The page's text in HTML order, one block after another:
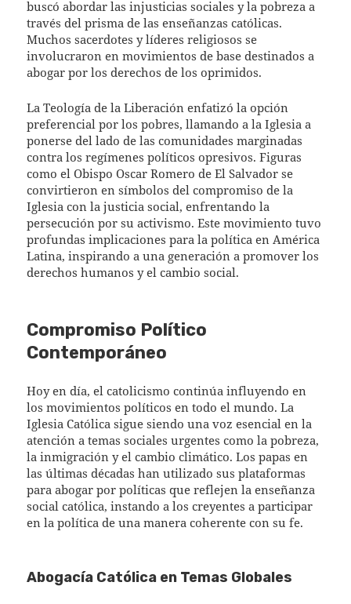
buscó abordar las injusticias sociales y la pobreza a
través del prisma de las enseñanzas católicas.
Muchos sacerdotes y líderes religiosos se
involucraron en movimientos de base destinados a
abogar por los derechos de los oprimidos.
La Teología de la Liberación enfatizó la opción
preferencial por los pobres, llamando a la Iglesia a
ponerse del lado de las comunidades marginadas
contra los regímenes políticos opresivos. Figuras
como el Obispo Oscar Romero de El Salvador se
convirtieron en símbolos del compromiso de la
Iglesia con la justicia social, enfrentando la
persecución por su activismo. Este movimiento tuvo
profundas implicaciones para la política en América
Latina, inspirando a una generación a promover los
derechos humanos y el cambio social.
Compromiso Político
Contemporáneo
Hoy en día, el catolicismo continúa influyendo en
los movimientos políticos en todo el mundo. La
Iglesia Católica sigue siendo una voz esencial en la
atención a temas sociales urgentes como la pobreza,
la inmigración y el cambio climático. Los papas en
las últimas décadas han utilizado sus plataformas
para abogar por políticas que reflejen la enseñanza
social católica, instando a los creyentes a participar
en la política de una manera coherente con su fe.
Abogacía Católica en Temas Globales